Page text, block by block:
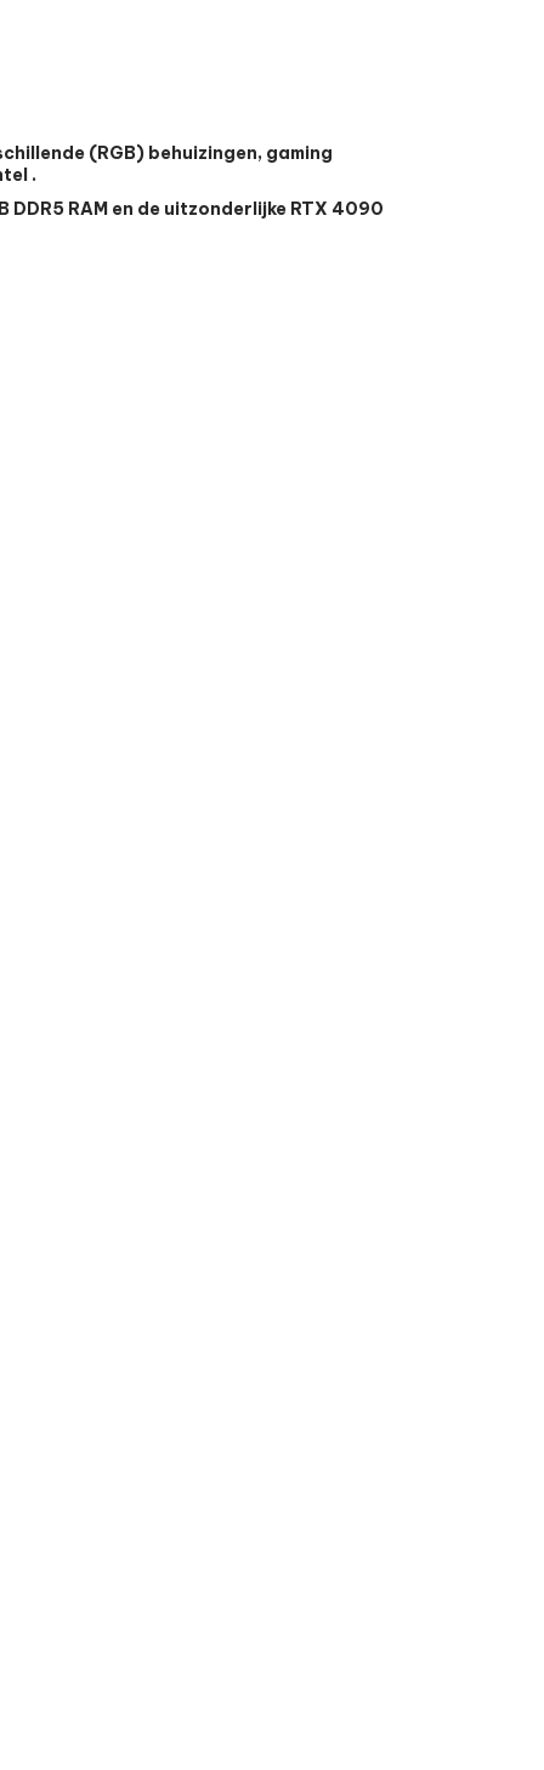
(RGB) behuizingen, gaming
.
RAM en de uitzonderlijke RTX 4090